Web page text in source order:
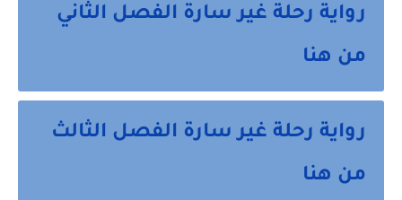
رواية رحلة غير سارة الفصل الثاني
من هنا
رواية رحلة غير سارة الفصل الثالث
من هنا